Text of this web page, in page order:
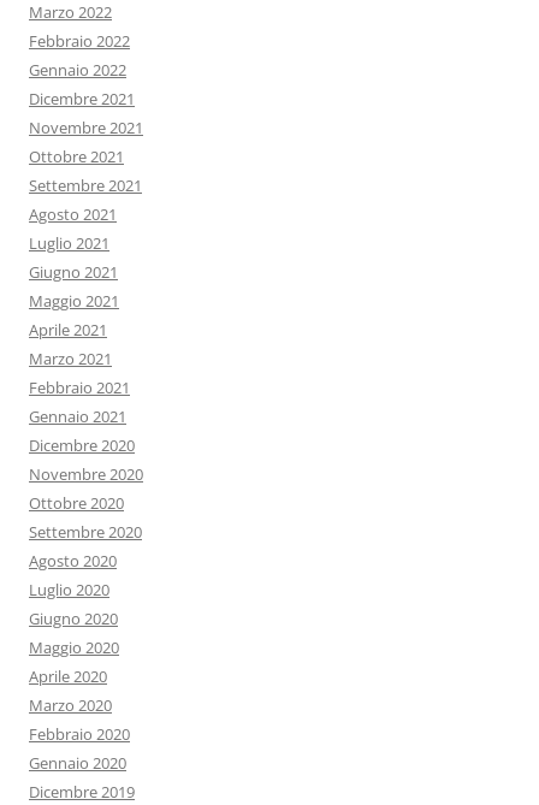
Marzo 2022
Febbraio 2022
Gennaio 2022
Dicembre 2021
Novembre 2021
Ottobre 2021
Settembre 2021
Agosto 2021
Luglio 2021
Giugno 2021
Maggio 2021
Aprile 2021
Marzo 2021
Febbraio 2021
Gennaio 2021
Dicembre 2020
Novembre 2020
Ottobre 2020
Settembre 2020
Agosto 2020
Luglio 2020
Giugno 2020
Maggio 2020
Aprile 2020
Marzo 2020
Febbraio 2020
Gennaio 2020
Dicembre 2019